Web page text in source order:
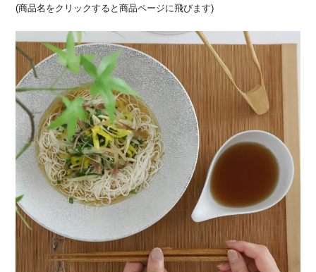
(商品名をクリックすると商品ページに飛びます)